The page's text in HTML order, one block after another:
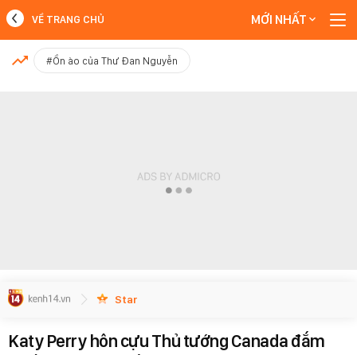
MỚI NHẤT
VỀ TRANG CHỦ MỚI NHẤT
#Ồn ào của Thư Đan Nguyễn
Star
Katy Perry hôn cựu Thủ tướng Canada đắm